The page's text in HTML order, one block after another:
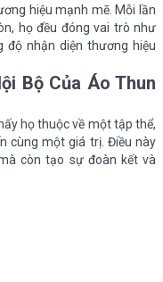
hiệu mạnh mẽ. Mỗi lần
họ đều đóng vai trò như
độ nhận diện thương hiệu
Bộ Của Áo Thun
họ thuộc về một tập thể,
cùng một giá trị. Điều này
còn tạo sự đoàn kết và